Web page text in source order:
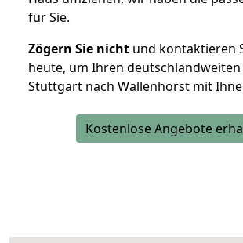
für Sie.
Zögern Sie nicht und kontaktieren
heute, um Ihren
Stuttgart nach Wallenhorst mit
Kostenlose Angebote